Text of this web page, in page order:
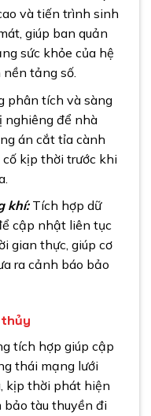
và tiến trình sinh
giúp ban quản
sức khỏe của hệ
tảng số.
phân tích và sàng
nghiêng để nhà
án cắt tỉa cành
kịp thời trước khi
khí:Tích hợp dữ
cập nhật liên tục
gian thực, giúp cơ
ra cảnh báo bảo
tích hợp giúp cập
thái mạng lưới
kịp thời phát hiện
bảo tàu thuyền đi